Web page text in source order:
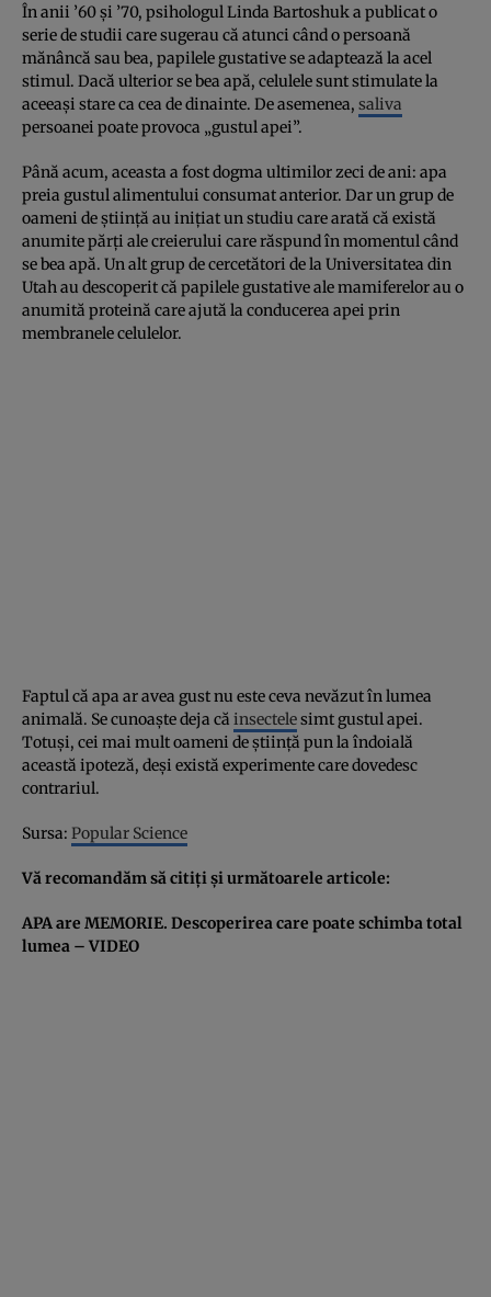
În anii ’60 şi ’70, psihologul Linda Bartoshuk a publicat o
serie de studii care sugerau că atunci când o persoană
mănâncă sau bea, papilele gustative se adaptează la acel
stimul. Dacă ulterior se bea apă, celulele sunt stimulate la
aceeaşi stare ca cea de dinainte. De asemenea, saliva
persoanei poate provoca „gustul apei”.
Până acum, aceasta a fost dogma ultimilor zeci de ani: apa
preia gustul alimentului consumat anterior. Dar un grup de
oameni de ştiinţă au iniţiat un studiu care arată că există
anumite părţi ale creierului care răspund în momentul când
se bea apă. Un alt grup de cercetători de la Universitatea din
Utah au descoperit că papilele gustative ale mamiferelor au o
anumită proteină care ajută la conducerea apei prin
membranele celulelor.
Faptul că apa ar avea gust nu este ceva nevăzut în lumea
animală. Se cunoaşte deja că insectelesimt gustul apei.
Totuşi, cei mai mult oameni de ştiinţă pun la îndoială
această ipoteză, deşi există experimente care dovedesc
contrariul.
Sursa: Popular Science
Vă recomandăm să citiţi şi următoarele articole:
APA are MEMORIE. Descoperirea care poate schimba total
lumea – VIDEO